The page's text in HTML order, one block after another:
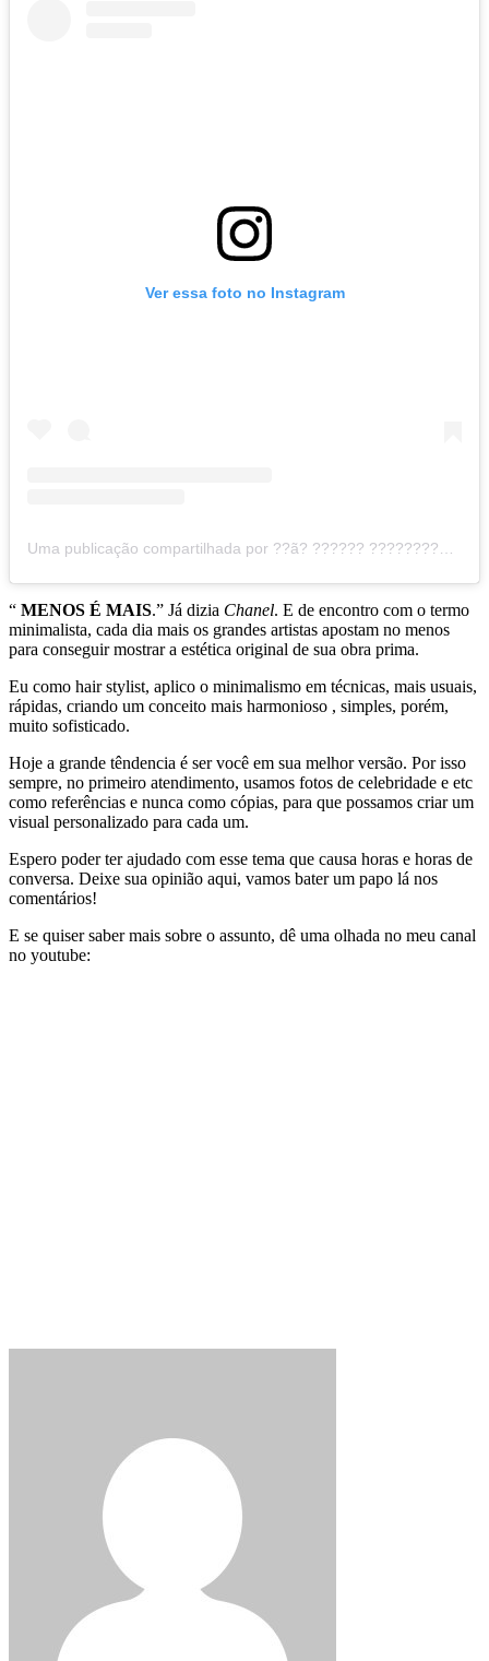
Ver essa foto no Instagram
Uma publicação compartilhada por ??ã? ?????? ?????????? (@joaomarcosscardoelli)
“ MENOS É MAIS.” Já dizia Chanel. E de encontro com o termo
minimalista, cada dia mais os grandes artistas apostam no menos
para conseguir mostrar a estética original de sua obra prima.
Eu como hair stylist, aplico o minimalismo em técnicas, mais usuais,
rápidas, criando um conceito mais harmonioso , simples, porém,
muito sofisticado.
Hoje a grande têndencia é ser você em sua melhor versão. Por isso
sempre, no primeiro atendimento, usamos fotos de celebridade e etc
como referências e nunca como cópias, para que possamos criar um
visual personalizado para cada um.
Espero poder ter ajudado com esse tema que causa horas e horas de
conversa. Deixe sua opinião aqui, vamos bater um papo lá nos
comentários!
E se quiser saber mais sobre o assunto, dê uma olhada no meu canal
no youtube: